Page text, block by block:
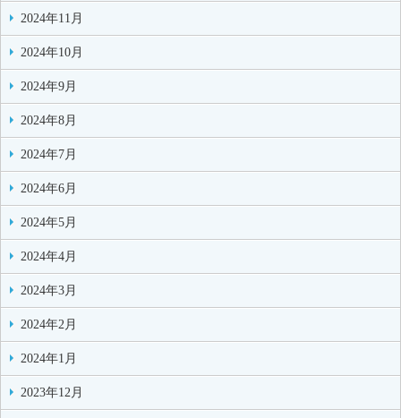
2024年11月
2024年10月
2024年9月
2024年8月
2024年7月
2024年6月
2024年5月
2024年4月
2024年3月
2024年2月
2024年1月
2023年12月